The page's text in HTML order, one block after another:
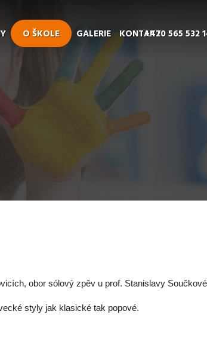
O ŠKOLE GALERIE KONTAKT+420 565 532
obor sólový zpěv u prof. Stanislavy
styly jak klasické tak popové.